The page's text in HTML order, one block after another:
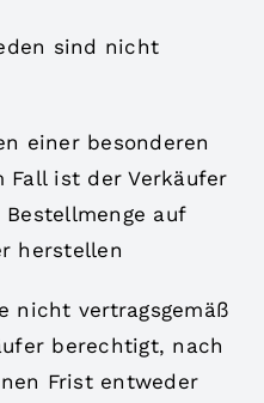
sind nicht
einer besonderen
Fall ist der Verkäufer
auf
herstellen
nicht vertragsgemäß
berechtigt, nach
Frist entweder